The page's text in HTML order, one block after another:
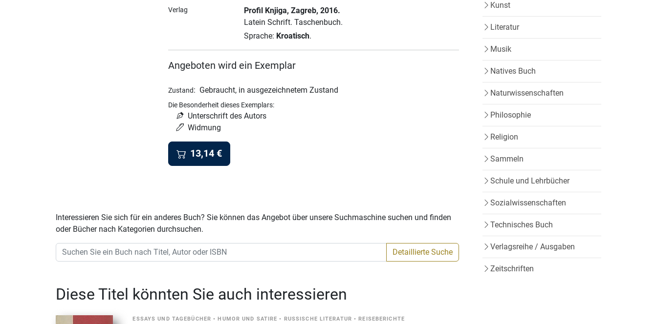
Verlag Profil Knjiga, Zagreb, 2016.
Latein Schrift. Taschenbuch.
Sprache: Kroatisch.
Angeboten wird ein Exemplar
Zustand: Gebraucht, in ausgezeichnetem Zustand
Die Besonderheit dieses Exemplars:
Unterschrift des Autors
Widmung
13,14 €
Interessieren Sie sich für ein anderes Buch? Sie können das Angebot über unsere Suchmaschine suchen und finden
oder Bücher nach Kategorien durchsuchen.
Detaillierte Suche
Diese Titel könnten Sie auch interessieren
ESSAYS UND TAGEBÜCHER •HUMOR UND SATIRE • RUSSISCHE LITERATUR •REISEBERICHTE
Kunst
Literatur
Musik
Natives Buch
Naturwissenschaften
Philosophie
Religion
Sammeln
Schule und Lehrbücher
Sozialwissenschaften
Technisches Buch
Verlagsreihe / Ausgaben
Zeitschriften